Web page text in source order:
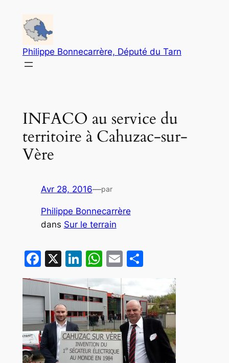
contenu
Philippe Bonnecarrère, Député du Tarn
INFACO au service du
territoire à Cahuzac-sur-
Vère
Avr 28, 2016—par
Philippe Bonnecarrère
dans Sur le terrain
Facebook
X LinkedIn
WhatsApp
EmailPartager